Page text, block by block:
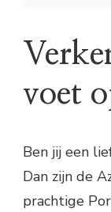
voet
Ben jij een
Dan zijn de
prachtige